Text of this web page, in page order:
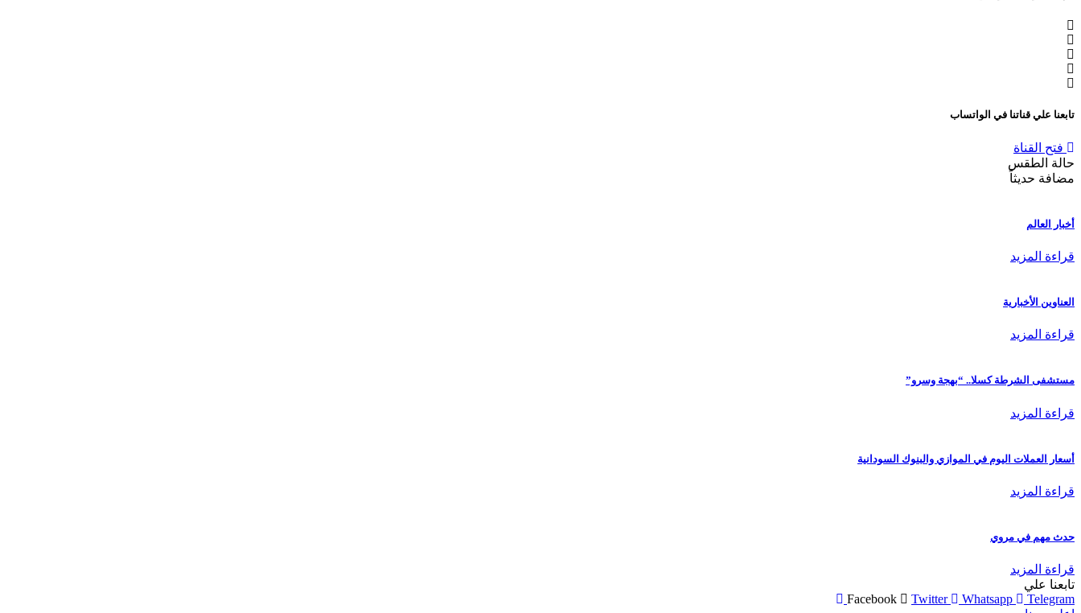
تابعنا علي قناتنا في الواتساب
فتح القناة
حالة الطقس
مضافة حديثاً
أخبار العالم
قراءة المزيد
العناوين الأخبارية
قراءة المزيد
مستشفى الشرطة كسلا.. “بهجة وسرو”
قراءة المزيد
أسعار العملات اليوم في الموازي والبنوك السودانية
قراءة المزيد
حدث مهم في مروي
قراءة المزيد
تابعنا علي
Facebook
Twitter Whatsapp
Telegram